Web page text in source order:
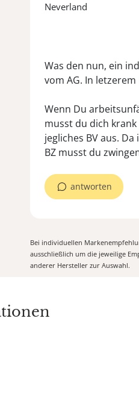
Neverland
Was den nun, ein
vom AG. In
Wenn Du
musst du dich
jegliches BV aus.
antworten
Bei individuellen
ausschließlich um die jeweilige
anderer Hersteller zur Auswahl.